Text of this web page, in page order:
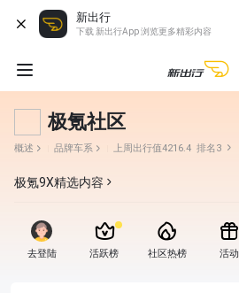
新出行
下载 新出行App 浏览更多精彩内容
极氪社区
概述 品牌车系 上周出行值4216.4 排名3
极氪9X精选内容
去登陆 活跃榜 社区热榜 活动